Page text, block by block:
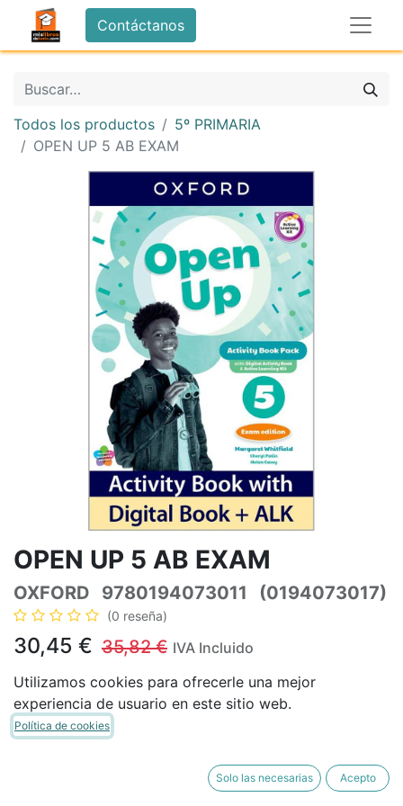
Contáctanos
Todos los productos
5º PRIMARIA
OPEN UP 5 AB EXAM
OPEN UP 5 AB EXAM
OXFORD 9780194073011 (0194073017)
(0 reseña)
30,45 € 35,82€ IVA Incluido
AÑADIR A LA CESTA
Utilizamos cookies para ofrecerle una mejor
experiencia de usuario en este sitio web.
Política de cookies
Solo las necesarias Acepto